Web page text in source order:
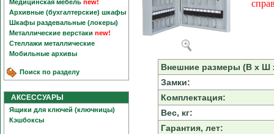
Медицинская мебель new!
Архивные (бухгалтерские) шкафы
Шкафы раздевальные (локеры)
Металлические верстаки new!
Стеллажи металлические
Мобильные архивы
Поиск по разделу
АКСЕССУАРЫ
Ящики для ключей (ключницы)
Кэшбоксы
Внешние размеры (В х Ш
Замки:
Комплектация:
Вес, кг:
Гарантия, лет: